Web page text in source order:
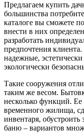
Предлагаем купить
большинства
каталоге вы сможете
внести в них
разработать
предпочтения
надежные,
экологически
Такие сооружения
таким же весом.
несколько функций. Ее
временного жилища,
инвентаря, обустроить
баню – вариантов